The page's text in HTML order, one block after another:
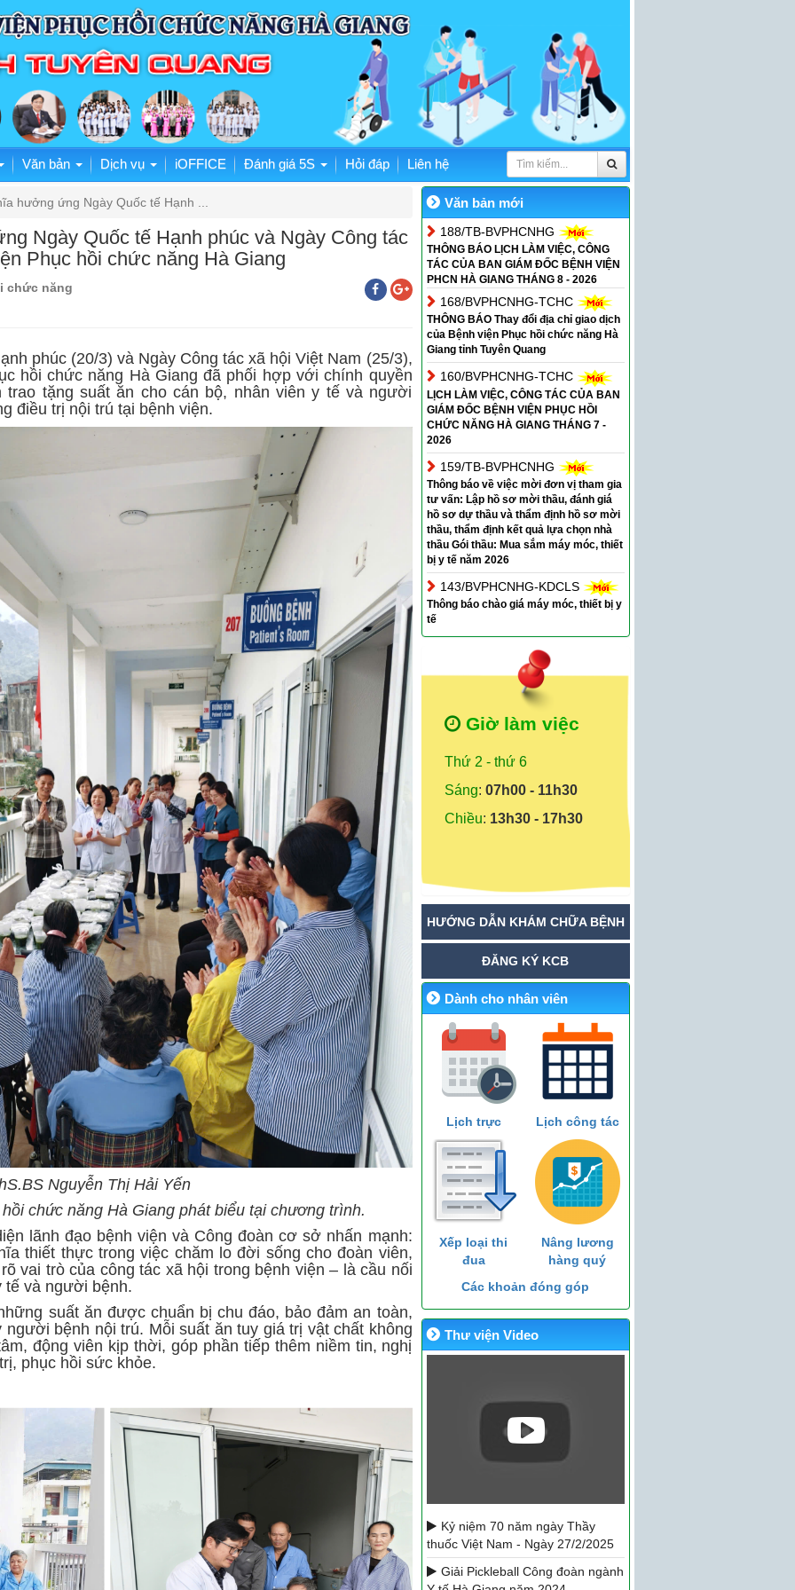
Văn bản Dịch vụ iOFFICE Đánh giá 5S Hỏi đáp Liên hệ
hưởng ứng Ngày Quốc tế Hạnh ...
Ngày Quốc tế Hạnh phúc và Ngày Công tác
Phục hồi chức năng Hà Giang
chức năng
(20/3) và Ngày Công tác xã hội Việt Nam (25/3),
hồi chức năng Hà Giang đã phối hợp với chính quyền
tặng suất ăn cho cán bộ, nhân viên y tế và người
điều trị nội trú tại bệnh viện.
Nguyễn Thị Hải Yến
chức năng Hà Giang phát biểu tại chương trình.
lãnh đạo bệnh viện và Công đoàn cơ sở nhấn mạnh:
thiết thực trong việc chăm lo đời sống cho đoàn viên,
vai trò của công tác xã hội trong bệnh viện – là cầu nối
tế và người bệnh.
suất ăn được chuẩn bị chu đáo, bảo đảm an toàn,
bệnh nội trú. Mỗi suất ăn tuy giá trị vật chất không
động viên kịp thời, góp phần tiếp thêm niềm tin, nghị
phục hồi sức khỏe.
Văn bản mới
188/TB-BVPHCNHG
THÔNG BÁO LỊCH LÀM VIỆC, CÔNG
TÁC CỦA BAN GIÁM ĐỐC BỆNH VIỆN
PHCN HÀ GIANG THÁNG 8 - 2026
168/BVPHCNHG-TCHC
THÔNG BÁO Thay đổi địa chỉ giao dịch
của Bệnh viện Phục hồi chức năng Hà
Giang tỉnh Tuyên Quang
160/BVPHCNHG-TCHC
LỊCH LÀM VIỆC, CÔNG TÁC CỦA BAN
GIÁM ĐỐC BỆNH VIỆN PHỤC HỒI
CHỨC NĂNG HÀ GIANG THÁNG 7 -
2026
159/TB-BVPHCNHG
Thông báo về việc mời đơn vị tham gia
tư vấn: Lập hồ sơ mời thầu, đánh giá
hồ sơ dự thầu và thẩm định hồ sơ mời
thầu, thẩm định kết quả lựa chọn nhà
thầu Gói thầu: Mua sắm máy móc, thiết
bị y tế năm 2026
143/BVPHCNHG-KDCLS
Thông báo chào giá máy móc, thiết bị y
tế
Giờ làm việc
Thứ 2 - thứ 6
Sáng: 07h00 - 11h30
Chiều: 13h30 - 17h30
HƯỚNG DẪN KHÁM CHỮA BỆNH
ĐĂNG KÝ KCB
Dành cho nhân viên
Lịch trực Lịch công tác
Xếp loại thi
đua
Nâng lương
hàng quý
Các khoản đóng góp
Thư viện Video
Kỷ niệm 70 năm ngày Thầy
thuốc Việt Nam - Ngày 27/2/2025
Giải Pickleball Công đoàn ngành